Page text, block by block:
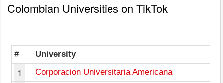
Colombian Universities on TikTok
# University
1 Corporacion Universitaria Americana